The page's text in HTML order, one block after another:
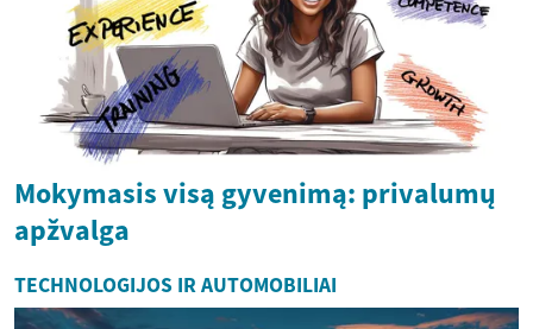
Mokymasis visą gyvenimą: privalumų
apžvalga
TECHNOLOGIJOS IR AUTOMOBILIAI